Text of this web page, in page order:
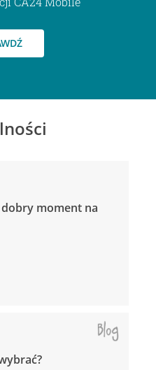
moment na